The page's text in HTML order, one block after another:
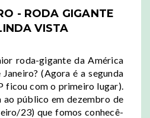
- RODA GIGANTE
VISTA
roda-gigante da América
(Agora é a segunda
ficou com o primeiro lugar).
ao público em dezembro de
23) que fomos conhecê-